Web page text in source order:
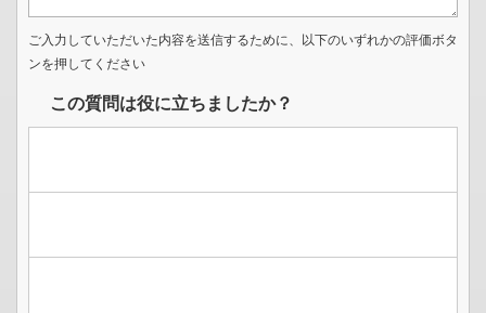
ご入力していただいた内容を送信するために、以下のいずれかの評価ボタ
ンを押してください
この質問は役に立ちましたか？